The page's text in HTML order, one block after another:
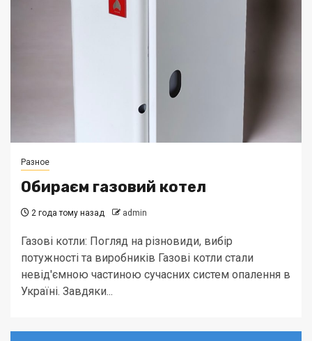
Разное
Обираєм газовий котел
2 года тому назад admin
Газові котли: Погляд на різновиди, вибір
потужності та виробників Газові котли стали
невід'ємною частиною сучасних систем опалення в
Україні. Завдяки...